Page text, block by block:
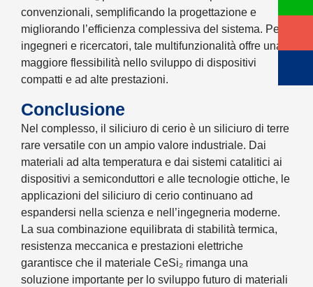
convenzionali, semplificando la progettazione e
migliorando l’efficienza complessiva del sistema. Per
ingegneri e ricercatori, tale multifunzionalità offre una
maggiore flessibilità nello sviluppo di dispositivi
compatti e ad alte prestazioni.
Conclusione
Nel complesso, il siliciuro di cerio è un siliciuro di terre
rare versatile con un ampio valore industriale. Dai
materiali ad alta temperatura e dai sistemi catalitici ai
dispositivi a semiconduttori e alle tecnologie ottiche, le
applicazioni del siliciuro di cerio continuano ad
espandersi nella scienza e nell’ingegneria moderne.
La sua combinazione equilibrata di stabilità termica,
resistenza meccanica e prestazioni elettriche
garantisce che il materiale CeSi₂ rimanga una
soluzione importante per lo sviluppo futuro di materiali